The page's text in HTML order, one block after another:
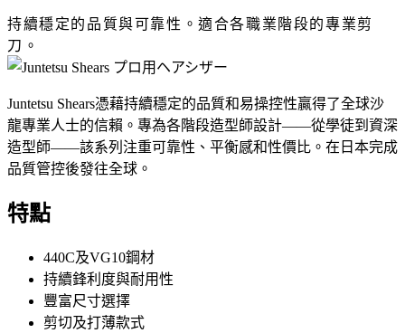
持續穩定的品質與可靠性。適合各職業階段的專業剪
刀。
Juntetsu Shears憑藉持續穩定的品質和易操控性贏得了全球沙
龍專業人士的信賴。專為各階段造型師設計——從學徒到資深
造型師——該系列注重可靠性、平衡感和性價比。在日本完成
品質管控後發往全球。
特點
440C及VG10鋼材
持續鋒利度與耐用性
豐富尺寸選擇
剪切及打薄款式